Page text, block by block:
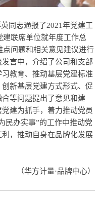
同志通报了2021年党建工
联席单位就年度工作总
问题和相关意见建议进行
言中，介绍了公司和支部
教育、推动基层党建标准
新基层党建方式形式、促
等问题提出了意见和建
建为抓手，着力推动党员
民办实事”的工作中推动党
，推动自身在品牌化发展
（华方计量·品牌中心）